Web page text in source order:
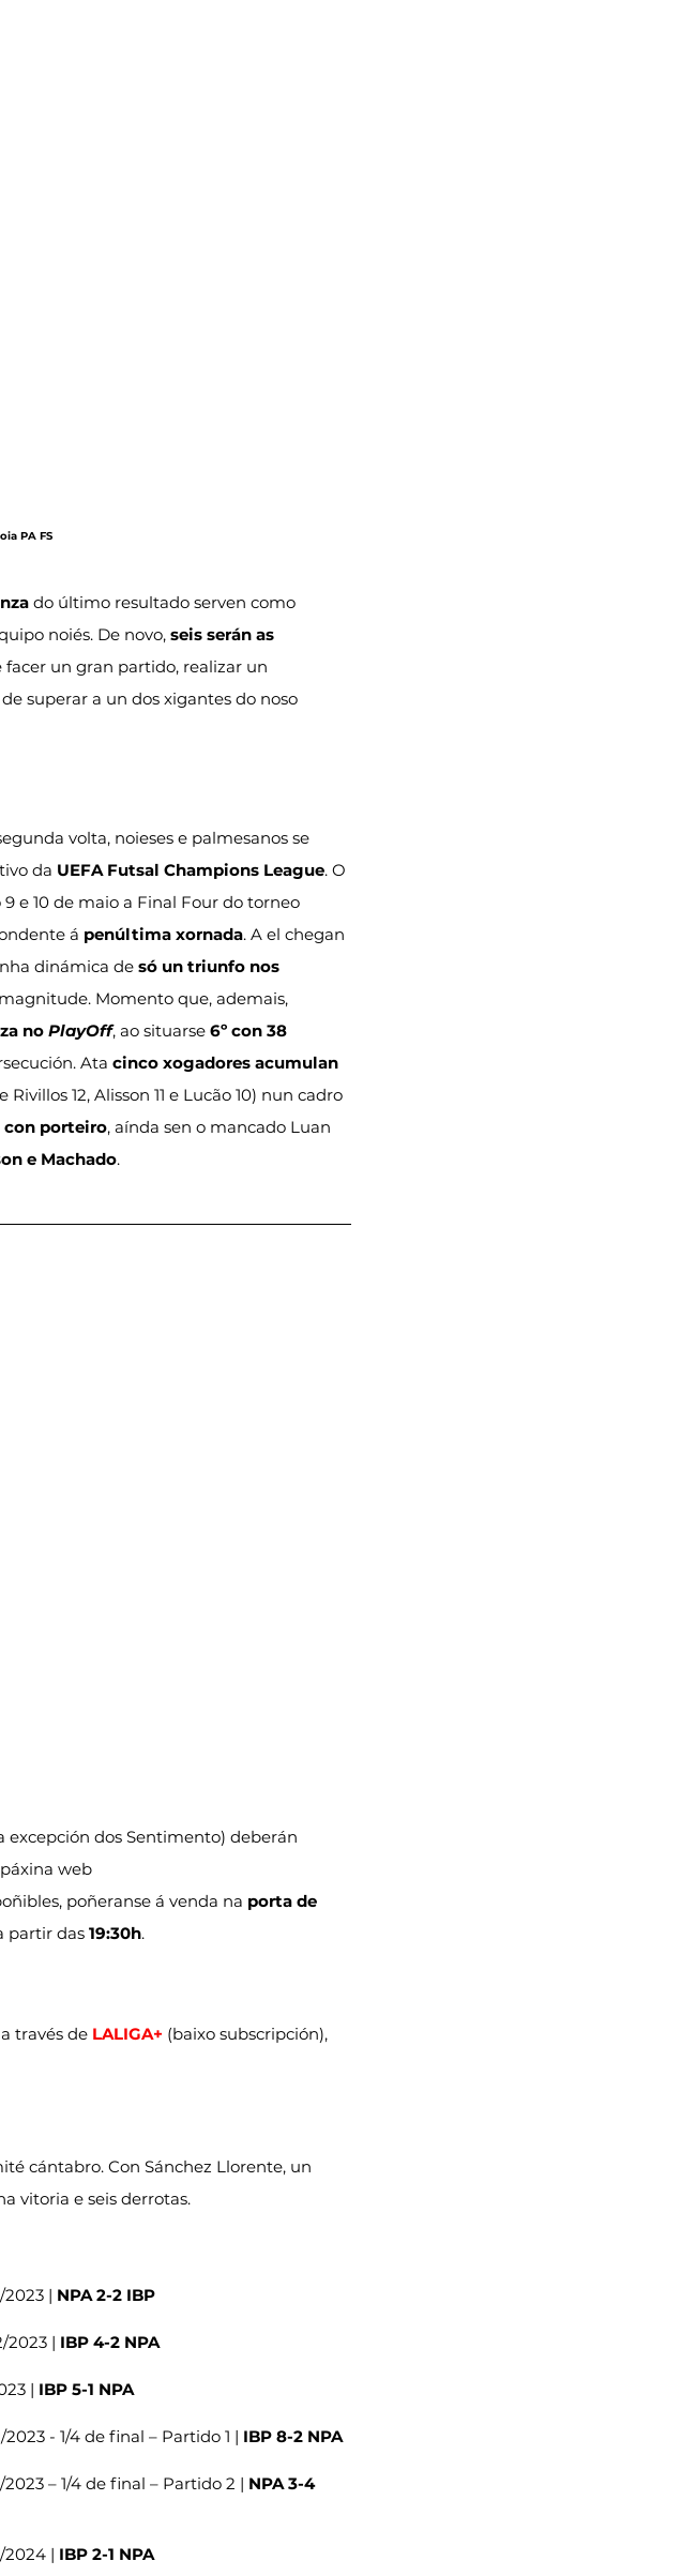
PA FS
do último resultado serven como
noiés. De novo, seis serán as
facer un gran partido, realizar un
superar a un dos xigantes do noso
volta, noieses e palmesanos se
da UEFA Futsal Champions League. O
e 10 de maio a Final Four do torneo
á penúltima xornada. A el chegan
dinámica de só un triunfo nos
Momento que, ademais,
no PlayOff, ao situarse 6º con 38
Ata cinco xogadores acumulan
12, Alisson 11 e Lucão 10) nun cadro
con porteiro, aínda sen o mancado Luan
e Machado.
excepción dos Sentimento) deberán
web
poñeranse á venda na porta de
partir das 19:30h.
a través de LALIGA+ (baixo subscripción),
cántabro. Con Sánchez Llorente, un
vitoria e seis derrotas.
| NPA 2-2 IBP
2023 | IBP 4-2 NPA
| IBP 5-1 NPA
- 1/4 de final – Partido 1 | IBP 8-2 NPA
– 1/4 de final – Partido 2 | NPA 3-4
2024 | IBP 2-1 NPA